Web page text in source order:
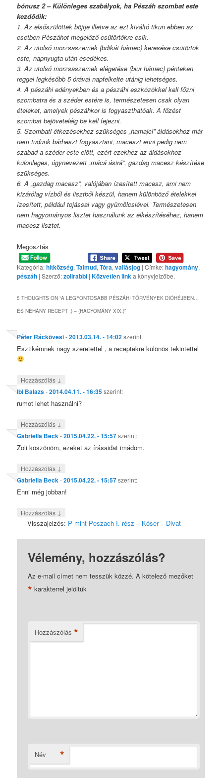
bónusz 2 – Különleges szabályok, ha Pészáh szombat este
kezdődik:
1. Az elsőszülöttek böjtje illetve az ezt kiváltó tikun ebben az
esetben Pészáhot megelőző csütörtökre esik.
2. Az utolsó morzsaszemek (bdikát hámec) keresése csütörtök
este, napnyugta után esedékes.
3. Az utolsó morzsaszemek elégetése (biur hámec) pénteken
reggel legkésőbb 5 órával napfelkelte utánig lehetséges.
4. A pészáhi edényekben és a pészáhi eszközökkel kell főzni
szombatra és a széder estére is, természetesen csak olyan
ételeket, amelyek pészáhkor is fogyaszthatóak. A főzést
szombat bejöveteléig be kell fejezni.
5. Szombati étkezésekhez szükséges „hamajci” áldásokhoz már
nem tudunk bárheszt fogyasztani, maceszt enni pedig nem
szabad a széder este előtt, ezért ezekhez az áldásokhoz
különleges, úgynevezett „mácá ásirá”, gazdag macesz készítése
szükséges.
6. A „gazdag macesz”, valójában ízesített macesz, ami nem
kizárólag vízből és lisztből készül, hanem különböző ételekkel
ízesített, például tojással vagy gyümölcslével. Természetesen
nem hagyományos lisztet használunk az elkészítéséhez, hanem
macesz lisztet.
Megosztás
Kategória:hitközség,Talmud,Tóra,vallásjog | Címke:hagyomány,
pészáh | Szerző:zolirabbi |Közvetlen linka könyvjelzőbe.
5 THOUGHTS ON “A LEGFONTOSABB PÉSZÁHI TÖRVÉNYEK DIÓHÉJBEN…
ÉS NÉHÁNY RECEPT :) – (HAGYOMÁNY XIX.)”
Péter Ráckövesi-2013.03.14. - 14:02szerint:
Esztikémnek nagy szeretettel , a receptekre különös tekintettel
Hozzászólás ↓
Ibi Balazs-2014.04.11. - 16:35szerint:
rumot lehet használni?
Hozzászólás ↓
Gabriella Beck-2015.04.22. - 15:57szerint:
Zoli köszönöm, ezeket az írásaidat imádom.
Hozzászólás ↓
Gabriella Beck-2015.04.22. - 15:57szerint:
Enni még jobban!
Hozzászólás ↓
Visszajelzés: P mint Peszach I. rész – Kóser – Divat
Vélemény, hozzászólás?
Az e-mail címet nem tesszük közzé. A kötelező mezőket
* karakterrel jelöltük
Hozzászólás *
Név *